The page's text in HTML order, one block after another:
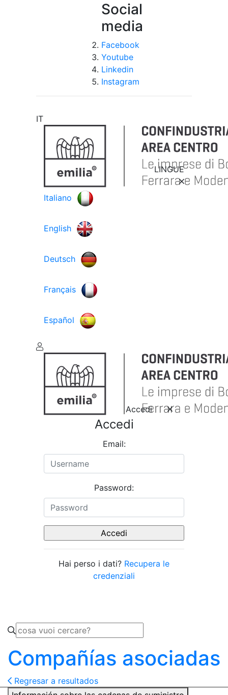
Social
media
Facebook
Youtube
Linkedin
Instagram
IT
LINGUE
Italiano
English
Deutsch
Français
Español
Accedi
Accedi
Email:
Password:
Hai perso i dati? Recupera le
credenziali
Compañías asociadas
Regresar a resultados